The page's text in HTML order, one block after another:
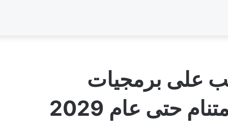
على برمجيات
حتى عام 2029